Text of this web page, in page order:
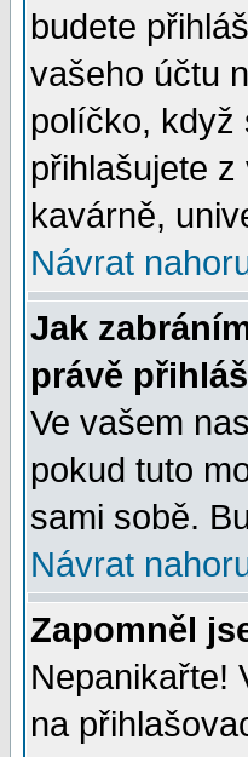
budete
vašeho účtu
políčko, když
přihlašujete
kavárně,
Návrat
Jak
právě
Ve vašem
pokud tuto
sami sobě.
Návrat
Zapomněl
Nepanikařte!
na